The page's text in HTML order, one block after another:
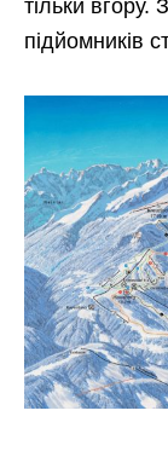
тільки вгору.
підйомників